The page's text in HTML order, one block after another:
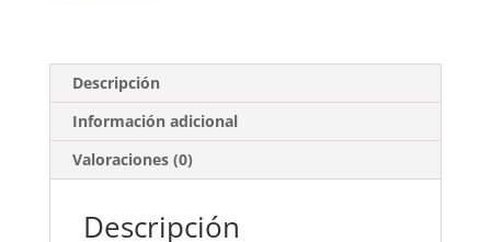
Descripción
Información adicional
Valoraciones (0)
Descripción